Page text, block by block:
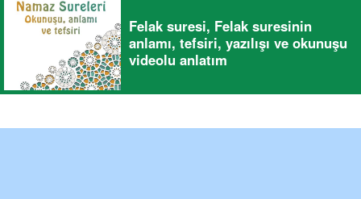
Felak suresi, Felak suresinin
anlamı, tefsiri, yazılışı ve okunuşu
videolu anlatım